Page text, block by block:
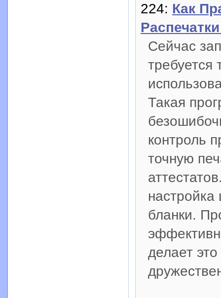
224: Как
Сейчас
требуется
Такая
контроль
точную
бланки.
делает